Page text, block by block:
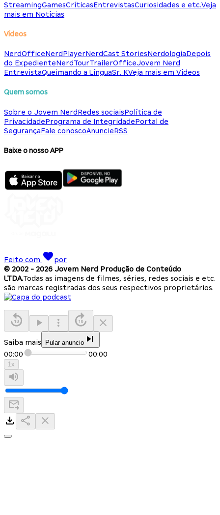
StreamingGamesCríticasEntrevistasCuriosidades e etc.Veja
mais em Notícias
Vídeos
NerdOfficeNerdPlayerNerdCast StoriesNerdologiaDepois
do ExpedienteNerdTourTrailerOfficeJovem Nerd
EntrevistaQueimando a LínguaSr. KVeja mais em Vídeos
Quem somos
Sobre o Jovem NerdRedes sociaisPolítica de
PrivacidadePrograma de IntegridadePortal de
SegurançaFale conoscoAnuncieRSS
Baixe o nosso APP
Feito com
por
© 2002 - 2026 Jovem Nerd Produção de Conteúdo
LTDA.Todas as imagens de filmes, séries, redes sociais e etc.
são marcas registradas dos seus respectivos proprietários.
Saiba mais Pular anuncio
00:00 00:00
1x